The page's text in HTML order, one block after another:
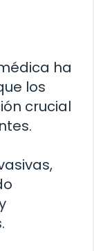
ha
los
crucial